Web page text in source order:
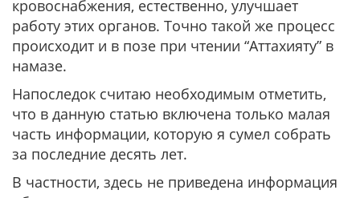
кровоснабжения, естественно, улучшает
работу этих органов. Точно такой же процесс
происходит и в позе при чтении “Аттахияту” в
намазе.
Напоследок считаю необходимым отметить,
что в данную статью включена только малая
часть информации, которую я сумел собрать
за последние десять лет.
В частности, здесь не приведена информация